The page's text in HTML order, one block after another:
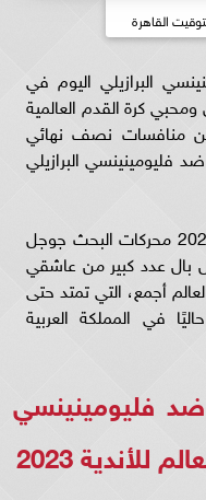
القاهرة
البرازيلي اليوم في
ينتظر عشاق ومحبي كرة القدم العالمية
منافسات نصف نهائي
فليومينينسي البرازيلي
وتتصدر مسابقة كأس العالم للأندية 2023 محركات البحث جوجل
بال عدد كبير من عاشقي
أجمع، التي تمتد حتى
حاليًا في المملكة العربية
ضد فليومينينسي
2023